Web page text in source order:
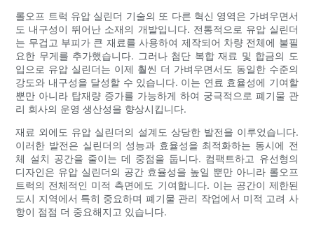
롤오프 트럭 유압 실린더 기술의 또 다른 혁신 영역은 가벼우면서
도 내구성이 뛰어난 소재의 개발입니다. 전통적으로 유압 실린더
는 무겁고 부피가 큰 재료를 사용하여 제작되어 차량 전체에 불필
요한 무게를 추가했습니다. 그러나 첨단 복합 재료 및 합금의 도
입으로 유압 실린더는 이제 훨씬 더 가벼우면서도 동일한 수준의
강도와 내구성을 달성할 수 있습니다. 이는 연료 효율성에 기여할
뿐만 아니라 탑재량 증가를 가능하게 하여 궁극적으로 폐기물 관
리 회사의 운영 생산성을 향상시킵니다.
재료 외에도 유압 실린더의 설계도 상당한 발전을 이루었습니다.
이러한 발전은 실린더의 성능과 효율성을 최적화하는 동시에 전
체 설치 공간을 줄이는 데 중점을 둡니다. 컴팩트하고 유선형의
디자인은 유압 실린더의 공간 효율성을 높일 뿐만 아니라 롤오프
트럭의 전체적인 미적 측면에도 기여합니다. 이는 공간이 제한된
도시 지역에서 특히 중요하며 폐기물 관리 작업에서 미적 고려 사
항이 점점 더 중요해지고 있습니다.